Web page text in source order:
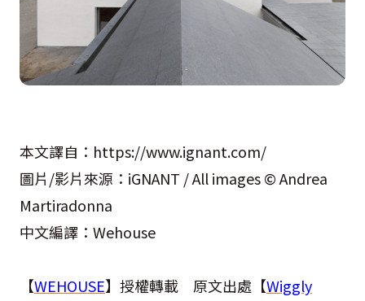
本文譯自：https://www.ignant.com/
圖片/影片來源：iGNANT / All images © Andrea
Martiradonna
中文編譯：Wehouse
【WEHOUSE】授權轉載 原文出處【Wiggly